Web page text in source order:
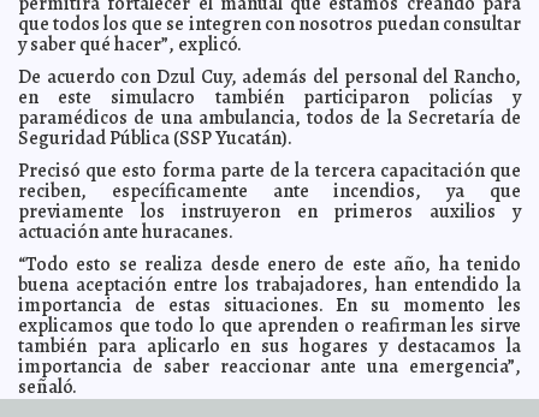
instituciones nacionales y extranjeras Javier W. López Madera
2024-08-24 18:41:48 Inaugura el Gobernador Mauricio Vila Dosal el nuevo
mercado de Tekax "San Diego de Alcalá" y el Centro Estatal de
Emprendedores Región SurLaura Aldama
2024-08-24 18:36:22 El Alcalde Alejandro Ruz Castro se reunió con el
Consejo del Instituto Mexicano de Ejecutivos de Finanzas Kamila López
2024-08-24 18:32:02 Entrega el gobernador Mauricio Vila Dosal trabajos de
modernización de la Central de Abastos de Oxkutzcab Laura Aldama
2024-08-20 11:18:59 El Alcalde Alejandro Ruz Castro presenta los avances
en Mérida en la última década Carmen Alicia Briceño Sánchez
serían la tesorera y la contralora del Ayuntamiento de Mérida: Cecilia
Patrón Claudia Sofía Gómez Infante
2024-08-18 15:39:57 Entregan constancias nacionales y reconocimientos a
personal destacado en operativo de desastres
Carmen Alicia Briceño
Sánchez
2024-08-18 15:34:49 El Ayuntamiento inicia las inscripciones para la
Academia Municipal de Inglés
que todos los que se integren con nosotros puedan consultar
y saber qué hacer”, explicó.
De acuerdo con Dzul Cuy, además del personal del Rancho,
en este simulacro también participaron policías y
paramédicos de una ambulancia, todos de la Secretaría de
Seguridad Pública (SSP Yucatán).
Precisó que esto forma parte de la tercera capacitación que
reciben, específicamente ante incendios, ya que
previamente los instruyeron en primeros auxilios y
actuación ante huracanes.
“Todo esto se realiza desde enero de este año, ha tenido
buena aceptación entre los trabajadores, han entendido la
importancia de estas situaciones. En su momento les
explicamos que todo lo que aprenden o reafirman les sirve
también para aplicarlo en sus hogares y destacamos la
importancia de saber reaccionar ante una emergencia”,
señaló.